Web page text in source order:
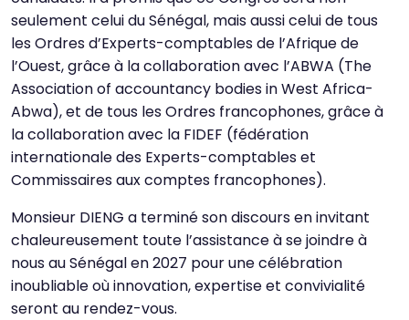
seulement celui du Sénégal, mais aussi celui de tous
les Ordres d’Experts-comptables de l’Afrique de
l’Ouest, grâce à la collaboration avec l’ABWA (The
Association of accountancy bodies in West Africa-
Abwa), et de tous les Ordres francophones, grâce à
la collaboration avec la FIDEF (fédération
internationale des Experts-comptables et
Commissaires aux comptes francophones).
Monsieur DIENG a terminé son discours en invitant
chaleureusement toute l’assistance à se joindre à
nous au Sénégal en 2027 pour une célébration
inoubliable où innovation, expertise et convivialité
seront au rendez-vous.